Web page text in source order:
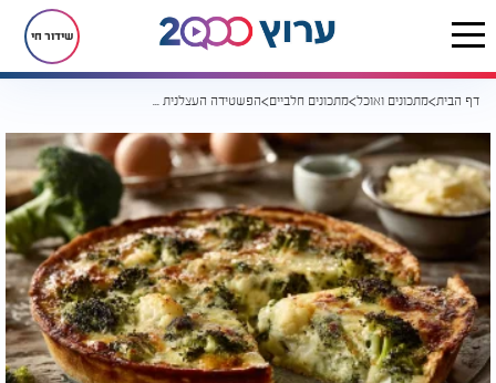
שידור חי
דף הבית מתכונים ואוכל מתכונים חלביים הפשטידה העצלנית שכבשה את המטבח - בלי קערות ובלי בצק